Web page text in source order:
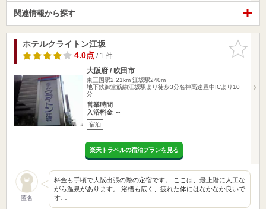
関連情報から探す
お気に入
りに追加
ホテルクライトン江坂
4.0点/ 1 件
大阪府 / 吹田市
東三国駅2.21km 江坂駅240m
地下鉄御堂筋線江坂駅より徒歩3分名神高速豊中ICより10
分
営業時間
入浴料金 ～
宿泊
楽天トラベルの宿泊プランを見る
匿名
料金も手頃で大阪出張の際の定宿です。 ここは、最上階に人工な
がら温泉があります。 浴槽も広く、疲れた体にはなかなか良いで
す…